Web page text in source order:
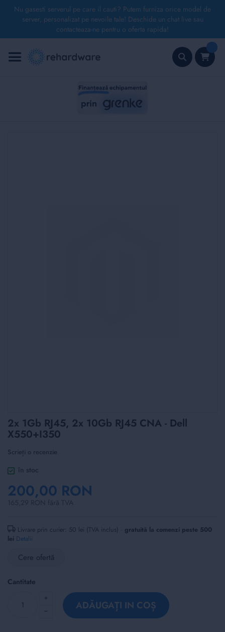
Nu gasesti serverul pe care il cauti? Putem furniza orice model de
server, personalizat pe nevoile tale! Deschide un chat live sau
contacteaza-ne pentru o oferta rapida!
la
Conținut
Skip
to
the
beginning
of
the
images
gallery
2x 1Gb RJ45, 2x 10Gb RJ45 CNA - Dell
X550+I350
Scrieți o recenzie
în stoc
200,00 RON
Livrare prin curier: 50 lei (TVA inclus) · gratuită la comenzi peste 500
lei Detalii
Cere ofertă
Cantitate
ADĂUGAȚI IN COȘ